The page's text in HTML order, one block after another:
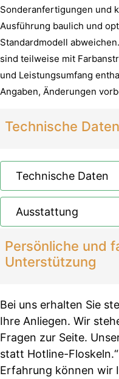
Sonderanfertigungen und
Ausführung baulich und
Standardmodell
sind teilweise mit
und Leistungsumfang
Angaben, Änderungen
Technische
Technische Daten
Ausstattung
Persönliche und
Unterstützung
Bei uns erhalten Sie
Ihre Anliegen. Wir
Fragen zur Seite.
statt Hotline-
Erfahrung können wir